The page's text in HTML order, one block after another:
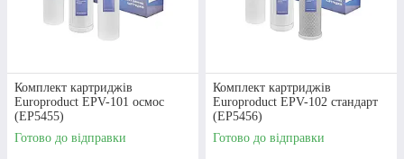
питання!
КОНТАКТНА ІНФОРМАЦІЯ
Комплект картриджів
Europroduct EPV-101 осмос
(EP5455)
Готово до відправки
Комплект картриджів
Europroduct EPV-102 стандарт
(EP5456)
Готово до відправки